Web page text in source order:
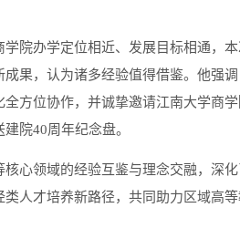
院办学定位相近、发展目标相通，
果，认为诸多经验值得借鉴。他强
方位协作，并诚挚邀请江南大学商
院40周年纪念盘。
心领域的经验互鉴与理念交融，深
人才培养新路径，共同助力区域高